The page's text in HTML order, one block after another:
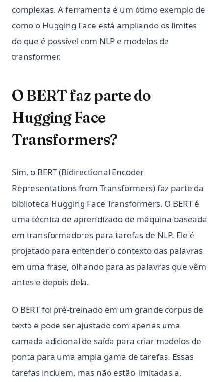
complexas. A ferramenta é um ótimo exemplo de
como o Hugging Face está ampliando os limites
do que é possível com NLP e modelos de
transformer.
O BERT faz parte do
Hugging Face
Transformers?
Sim, o BERT (Bidirectional Encoder
Representations from Transformers) faz parte da
biblioteca Hugging Face Transformers. O BERT é
uma técnica de aprendizado de máquina baseada
em transformadores para tarefas de NLP. Ele é
projetado para entender o contexto das palavras
em uma frase, olhando para as palavras que vêm
antes e depois dela.
O BERT foi pré-treinado em um grande corpus de
texto e pode ser ajustado com apenas uma
camada adicional de saída para criar modelos de
ponta para uma ampla gama de tarefas. Essas
tarefas incluem, mas não estão limitadas a,